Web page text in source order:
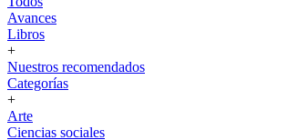
Avances
Libros
+
Nuestros recomendados
Categorías
+
Arte
Ciencias sociales